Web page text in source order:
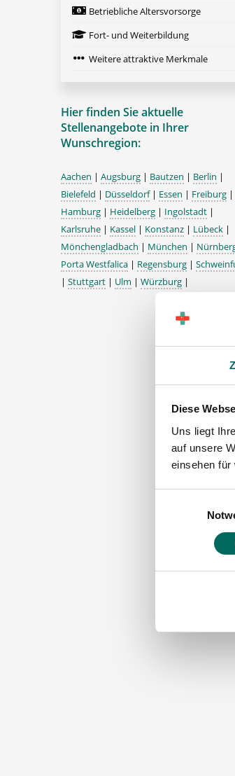
Diese
Uns liegt
auf unsere
einsehen für
Betriebliche Altersvorsorge
Fort- und Weiterbildung
Weitere attraktive Merkmale
Hier finden Sie aktuelle
Stellenangebote in Ihrer
Wunschregion:
Aachen | Augsburg | Bautzen | Berlin |
Bielefeld | Düsseldorf| Essen | Freiburg |
Hamburg | Heidelberg | Ingolstadt |
Karlsruhe | Kassel | Konstanz | Lübeck |
Mönchengladbach | München |
Porta Westfalica | Regensburg |
| Stuttgart | Ulm | Würzburg |